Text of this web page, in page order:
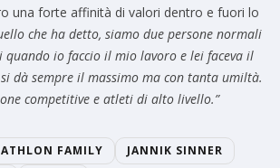
una forte affinità di valori dentro e fuori lo
che ha detto, siamo due persone normali
quando io faccio il mio lavoro e lei faceva il
si dà sempre il massimo ma con tanta umiltà.
competitive e atleti di alto livello.”
FAMILY
JANNIK SINNER